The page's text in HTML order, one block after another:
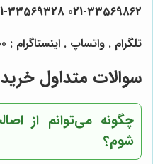
021-33569862 021-33569328
تلگرام . واتساپ . اینستاگرام : 09903480400
سوالات متداول
چگونه می‌توانم از
شوم؟